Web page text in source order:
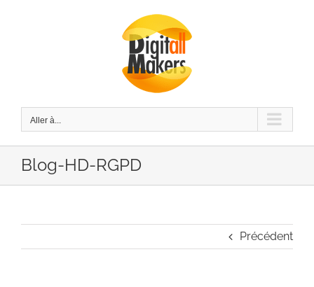
Aller à...
Blog-HD-RGPD
Précédent